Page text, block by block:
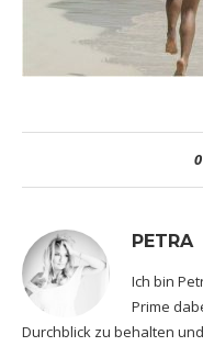
0
PETRA
Ich bin
Prime
Durchblick zu behalten